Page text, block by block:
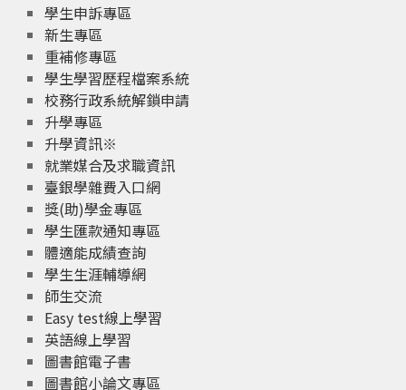
學生申訴專區
新生專區
重補修專區
學生學習歷程檔案系統
校務行政系統解鎖申請
升學專區
升學資訊※
就業媒合及求職資訊
臺銀學雜費入口網
獎(助)學金專區
學生匯款通知專區
體適能成績查詢
學生生涯輔導網
師生交流
Easy test線上學習
英語線上學習
圖書館電子書
圖書館小論文專區